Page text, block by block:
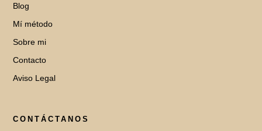
Blog
Mí método
Sobre mi
Contacto
Aviso Legal
CONTÁCTANOS